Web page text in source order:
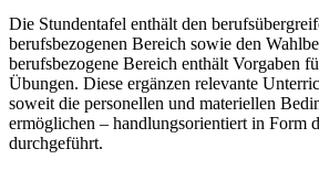
Die Stundentafel enthält den
berufsbezogenen Bereich sowie den
berufsbezogene Bereich enthält Vorgaben
Übungen. Diese ergänzen relevante
soweit die personellen und materiellen
ermöglichen – handlungsorientiert in Form
durchgeführt.